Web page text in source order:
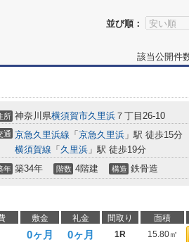
並び順：
該当公開件
所 神奈川県横須賀市久里浜 ７丁目26-10
通 京急久里浜線 「 京急久里浜 」駅 徒歩15分
横須賀線 「 久里浜 」駅 徒歩19分
年 築34年 階数 4階建 構造 鉄骨造
敷金 礼金 間取り 面積
0ヶ月 0ヶ月 1R 15.80㎡